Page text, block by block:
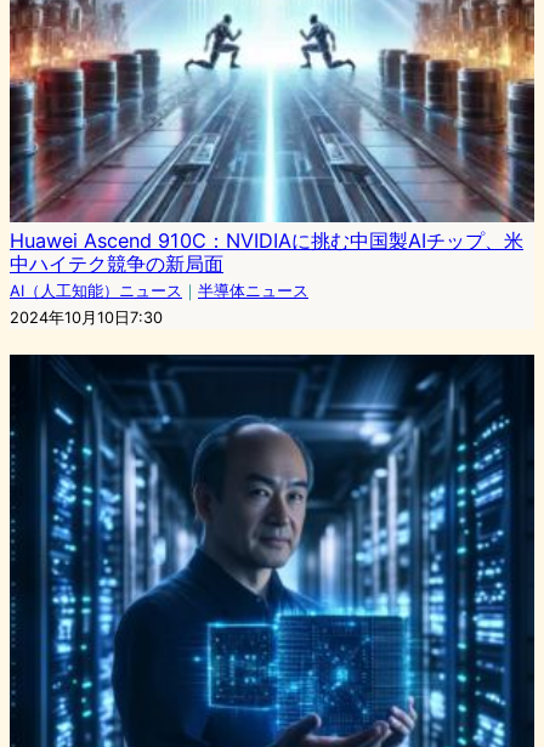
Huawei Ascend 910C：NVIDIAに挑む中国製AIチップ、米
中ハイテク競争の新局面
AI（人工知能）ニュース ｜ 半導体ニュース
2024年10月10日7:30